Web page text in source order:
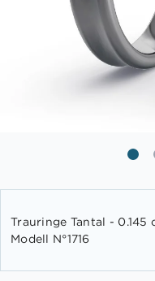
der
Bildgalerie
Trauringe Tantal - 0.145
Modell N°1716